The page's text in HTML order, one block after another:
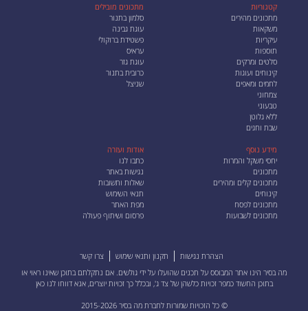
קטגוריות
מתכונים מהירים
משקאות
עיקריות
תוספות
סלטים ומרקים
קינוחים ועוגות
לחמים ומאפים
צמחוני
טבעוני
ללא גלוטן
שבת וחגים
מתכונים מובילים
סלמון בתנור
עוגת גבינה
פשטידת ברוקולי
עראיס
עוגת גזר
כרובית בתנור
שניצל
מידע נוסף
יחסי משקל והמרות
מתכונים
מתכונים קלים ומהירים
קינוחים
מתכונים לפסח
מתכונים לשבועות
אודות ועזרה
כתבו לנו
נגישות באתר
שאלות ותשובות
תנאי השימוש
מפת האתר
פרסום ושיתוף פעולה
הצהרת נגישות תקנון ותנאי שימוש
צרו קשר
מה בסיר הינו אתר המבוסס על תכנים שהועלו על ידי גולשים. אם נתקלתם בתוכן שאינו ראוי או
בתוכן החשוד כמפר זכויות כלשהן של צד ג', ובכלל כך זכויות יוצרים, אנאדווחו לנו כאן
© כל הזכויות שמורות לחברת מה בסיר 2015-2026